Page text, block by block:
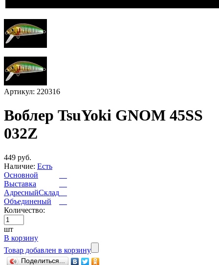
Артикул: 220316
Воблер TsuYoki GNOM 45SS
032Z
449 руб.
Наличие: Есть
Основной
Выставка
АдресныйСклад
Объединеный
Количество:
шт
В корзину
Товар добавлен в корзину
Поделиться...